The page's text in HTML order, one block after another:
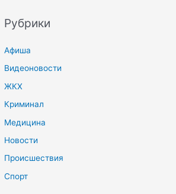
Рубрики
Афиша
Видеоновости
ЖКХ
Криминал
Медицина
Новости
Происшествия
Спорт